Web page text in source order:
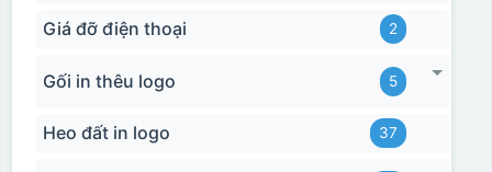
Giá đỡ điện thoại 2
Gối in thêu logo 5
Heo đất in logo 37